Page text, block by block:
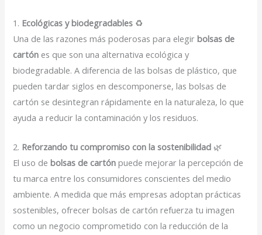
1. Ecológicas y biodegradables ♻️
Una de las razones más poderosas para elegirbolsas de
cartón es que son una alternativa ecológica y
biodegradable. A diferencia de las bolsas de plástico, que
pueden tardar siglos en descomponerse, las bolsas de
cartón se desintegran rápidamente en la naturaleza, lo que
ayuda a reducir la contaminación y los residuos.
2. Reforzando tu compromiso con la sostenibilidad 🌿
El uso debolsas de cartónpuede mejorar la percepción de
tu marca entre los consumidores conscientes del medio
ambiente. A medida que más empresas adoptan prácticas
sostenibles, ofrecer bolsas de cartón refuerza tu imagen
como un negocio comprometido con la reducción de la